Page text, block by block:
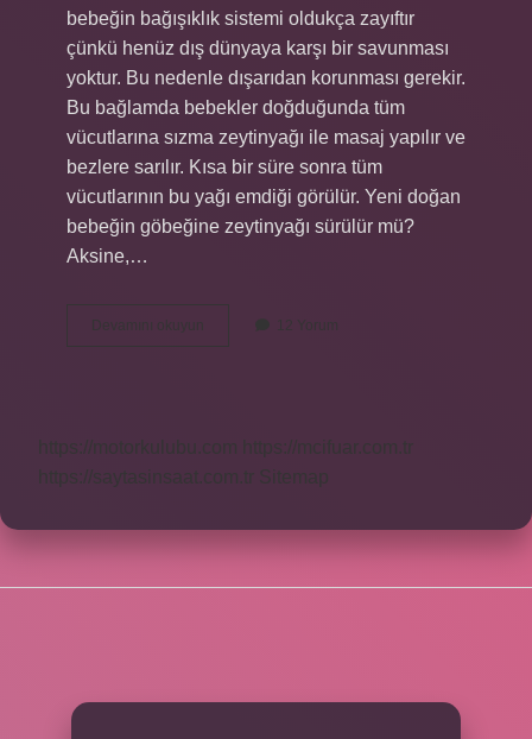
bebeğin bağışıklık sistemi oldukça zayıftır
çünkü henüz dış dünyaya karşı bir savunması
yoktur. Bu nedenle dışarıdan korunması gerekir.
Bu bağlamda bebekler doğduğunda tüm
vücutlarına sızma zeytinyağı ile masaj yapılır ve
bezlere sarılır. Kısa bir süre sonra tüm
vücutlarının bu yağı emdiği görülür. Yeni doğan
bebeğin göbeğine zeytinyağı sürülür mü?
Aksine,…
Devamını okuyun
Aylık
12 Yorum
https://motorkulubu.com
https://mcifuar.com.tr
https://saytasinsaat.com.tr
Sitemap